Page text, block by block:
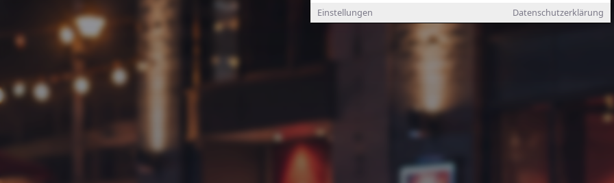
Einstellungen Datenschutzerklärung